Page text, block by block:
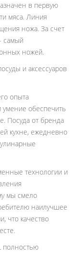
в первую
мяса. Линия
ножа. За счет
самый
ножей.
и аксессуаров
опыта
умение обеспечить
Посуда от бренда
кухне, ежедневно
технологии и
мы смело
наилучшее
что качество
полностью